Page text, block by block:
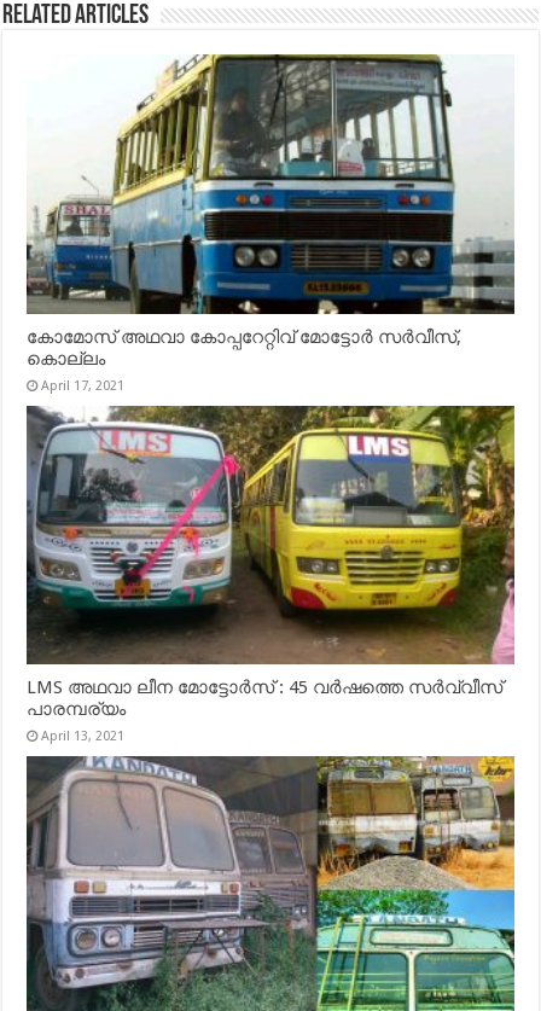
Related Articles
കോമോസ് അഥവാ കോപ്പറേറ്റിവ് മോട്ടോര്‍ സര്‍വീസ്,
കൊല്ലം
April 17, 2021
LMS അഥവാ ലീന മോട്ടോർസ് : 45 വർഷത്തെ സർവ്വീസ്
പാരമ്പര്യം
April 13, 2021